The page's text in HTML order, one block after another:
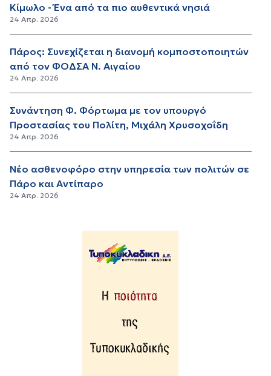
Κίμωλο - Ένα από τα πιο αυθεντικά νησιά
24 Απρ. 2026
Πάρος: Συνεχίζεται η διανομή κομποστοποιητών
από τον ΦΟΔΣΑ Ν. Αιγαίου
24 Απρ. 2026
Συνάντηση Φ. Φόρτωμα με τον υπουργό
Προστασίας του Πολίτη, Μιχάλη Χρυσοχοΐδη
24 Απρ. 2026
Νέο ασθενοφόρο στην υπηρεσία των πολιτών σε
Πάρο και Αντίπαρο
24 Απρ. 2026